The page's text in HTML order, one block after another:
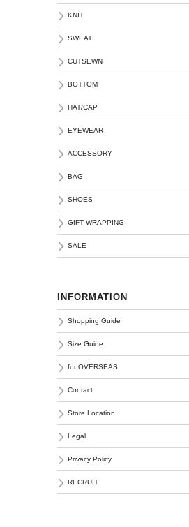
KNIT
SWEAT
CUTSEWN
BOTTOM
HAT/CAP
EYEWEAR
ACCESSORY
BAG
SHOES
GIFT WRAPPING
SALE
INFORMATION
Shopping Guide
Size Guide
for OVERSEAS
Contact
Store Location
Legal
Privacy Policy
RECRUIT